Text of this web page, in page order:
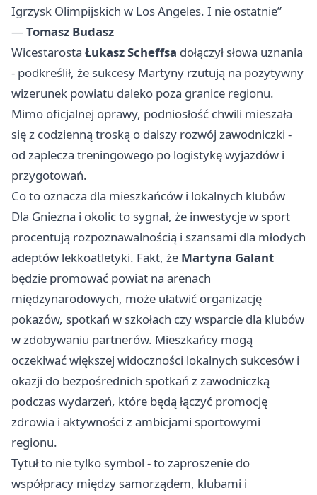
Igrzysk Olimpijskich w Los Angeles. I nie ostatnie”
— Tomasz Budasz
Wicestarosta Łukasz Scheffsa dołączył słowa uznania
- podkreślił, że sukcesy Martyny rzutują na pozytywny
wizerunek powiatu daleko poza granice regionu.
Mimo oficjalnej oprawy, podniosłość chwili mieszała
się z codzienną troską o dalszy rozwój zawodniczki -
od zaplecza treningowego po logistykę wyjazdów i
przygotowań.
Co to oznacza dla mieszkańców i lokalnych klubów
Dla Gniezna i okolic to sygnał, że inwestycje w sport
procentują rozpoznawalnością i szansami dla młodych
adeptów lekkoatletyki. Fakt, że Martyna Galant
będzie promować powiat na arenach
międzynarodowych, może ułatwić organizację
pokazów, spotkań w szkołach czy wsparcie dla klubów
w zdobywaniu partnerów. Mieszkańcy mogą
oczekiwać większej widoczności lokalnych sukcesów i
okazji do bezpośrednich spotkań z zawodniczką
podczas wydarzeń, które będą łączyć promocję
zdrowia i aktywności z ambicjami sportowymi
regionu.
Tytuł to nie tylko symbol - to zaproszenie do
współpracy między samorządem, klubami i